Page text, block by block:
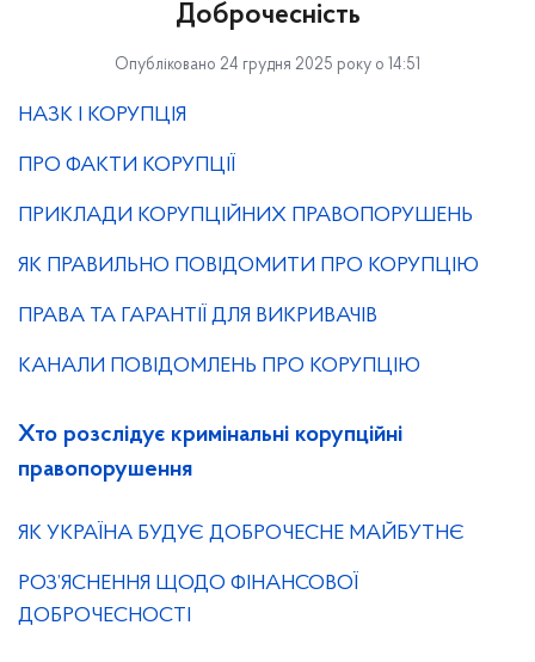
Доброчесність
Опубліковано 24 грудня 2025 року о 14:51
НАЗК І КОРУПЦІЯ
ПРО ФАКТИ КОРУПЦІЇ
ПРИКЛАДИ КОРУПЦІЙНИХ ПРАВОПОРУШЕНЬ
ЯК ПРАВИЛЬНО ПОВІДОМИТИ ПРО КОРУПЦІЮ
ПРАВА ТА ГАРАНТІЇ ДЛЯ ВИКРИВАЧІВ
КАНАЛИ ПОВІДОМЛЕНЬ ПРО КОРУПЦІЮ
Хто розслідує кримінальні корупційні
правопорушення
ЯК УКРАЇНА БУДУЄ ДОБРОЧЕСНЕ МАЙБУТНЄ
РОЗ’ЯСНЕННЯ ЩОДО ФІНАНСОВОЇ
ДОБРОЧЕСНОСТІ